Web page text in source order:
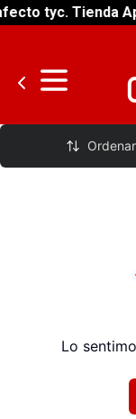
tyc. Tienda
Jabalinas
Ordenar
Lo